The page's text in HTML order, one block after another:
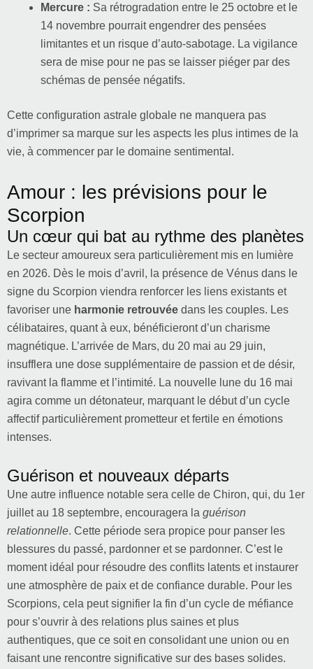
Mercure : Sa rétrogradation entre le 25 octobre et le
14 novembre pourrait engendrer des pensées
limitantes et un risque d’auto-sabotage. La vigilance
sera de mise pour ne pas se laisser piéger par des
schémas de pensée négatifs.
Cette configuration astrale globale ne manquera pas
d’imprimer sa marque sur les aspects les plus intimes de la
vie, à commencer par le domaine sentimental.
Amour : les prévisions pour le
Scorpion
Un cœur qui bat au rythme des planètes
Le secteur amoureux sera particulièrement mis en lumière
en 2026. Dès le mois d’avril, la présence de Vénus dans le
signe du Scorpion viendra renforcer les liens existants et
favoriser une harmonie retrouvée dans les couples. Les
célibataires, quant à eux, bénéficieront d’un charisme
magnétique. L’arrivée de Mars, du 20 mai au 29 juin,
insufflera une dose supplémentaire de passion et de désir,
ravivant la flamme et l’intimité. La nouvelle lune du 16 mai
agira comme un détonateur, marquant le début d’un cycle
affectif particulièrement prometteur et fertile en émotions
intenses.
Guérison et nouveaux départs
Une autre influence notable sera celle de Chiron, qui, du 1er
juillet au 18 septembre, encouragera la guérison
relationnelle. Cette période sera propice pour panser les
blessures du passé, pardonner et se pardonner. C’est le
moment idéal pour résoudre des conflits latents et instaurer
une atmosphère de paix et de confiance durable. Pour les
Scorpions, cela peut signifier la fin d’un cycle de méfiance
pour s’ouvrir à des relations plus saines et plus
authentiques, que ce soit en consolidant une union ou en
faisant une rencontre significative sur des bases solides.